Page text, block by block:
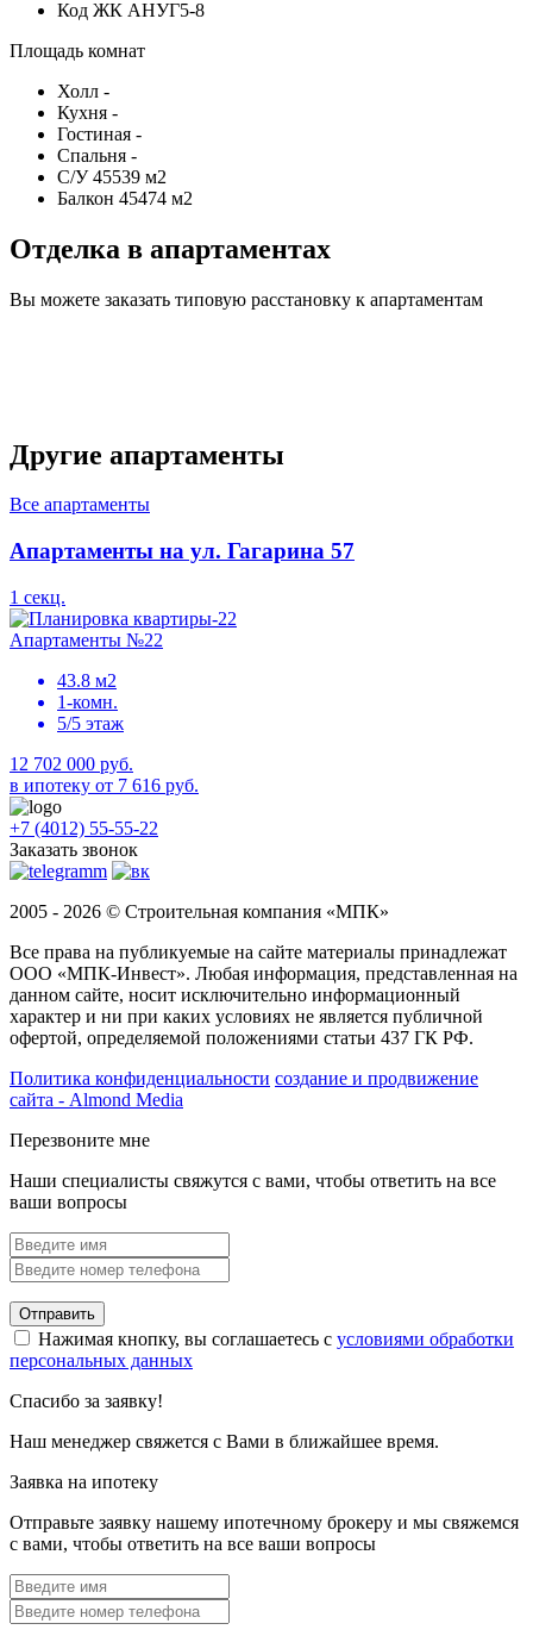
Код ЖК АНУГ5-8
Площадь комнат
Холл -
Кухня -
Гостиная -
Спальня -
С/У 45539 м2
Балкон 45474 м2
Отделка в апартаментах
Вы можете заказать типовую расстановку к апартаментам
Другие апартаменты
Все апартаменты
Апартаменты на ул. Гагарина 57
1 секц.
Апартаменты №22
43.8 м2
1-комн.
5/5 этаж
12 702 000 руб.
в ипотеку от 7 616 руб.
+7 (4012) 55-55-22
Заказать звонок
2005 - 2026 © Строительная компания «МПК»
Все права на публикуемые на сайте материалы принадлежат
ООО «МПК-Инвест». Любая информация, представленная на
данном сайте, носит исключительно информационный
характер и ни при каких условиях не является публичной
офертой, определяемой положениями статьи 437 ГК РФ.
Политика конфиденциальности создание и продвижение
сайта - Almond Media
Перезвоните мне
Наши специалисты свяжутся с вами, чтобы ответить на все
ваши вопросы
Отправить
Нажимая кнопку, вы соглашаетесь с условиями обработки
персональных данных
Спасибо за заявку!
Наш менеджер свяжется с Вами в ближайшее время.
Заявка на ипотеку
Отправьте заявку нашему ипотечному брокеру и мы свяжемся
с вами, чтобы ответить на все ваши вопросы